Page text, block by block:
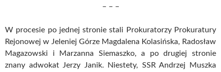
– – –
W procesie po jednej stronie stali Prokuratorzy Prokuratury
Rejonowej w Jeleniej Górze Magdalena Kolasińska, Radosław
Magazowski i Marzanna Siemaszko, a po drugiej stronie
znany adwokat Jerzy Janik. Niestety, SSR Andrzej Muszka